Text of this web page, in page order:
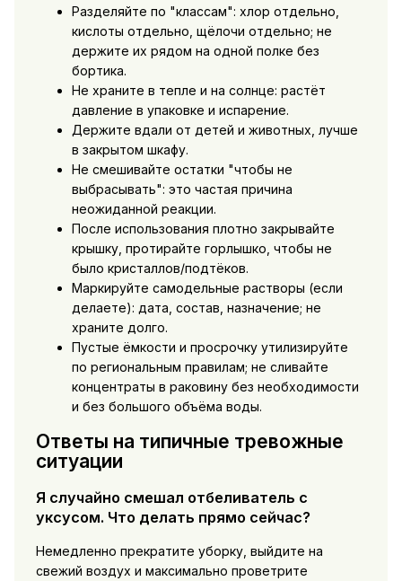
Разделяйте по "классам": хлор отдельно,
кислоты отдельно, щёлочи отдельно; не
держите их рядом на одной полке без
бортика.
Не храните в тепле и на солнце: растёт
давление в упаковке и испарение.
Держите вдали от детей и животных, лучше
в закрытом шкафу.
Не смешивайте остатки "чтобы не
выбрасывать": это частая причина
неожиданной реакции.
После использования плотно закрывайте
крышку, протирайте горлышко, чтобы не
было кристаллов/подтёков.
Маркируйте самодельные растворы (если
делаете): дата, состав, назначение; не
храните долго.
Пустые ёмкости и просрочку утилизируйте
по региональным правилам; не сливайте
концентраты в раковину без необходимости
и без большого объёма воды.
Ответы на типичные тревожные
ситуации
Я случайно смешал отбеливатель с
уксусом. Что делать прямо сейчас?
Немедленно прекратите уборку, выйдите на
свежий воздух и максимально проветрите